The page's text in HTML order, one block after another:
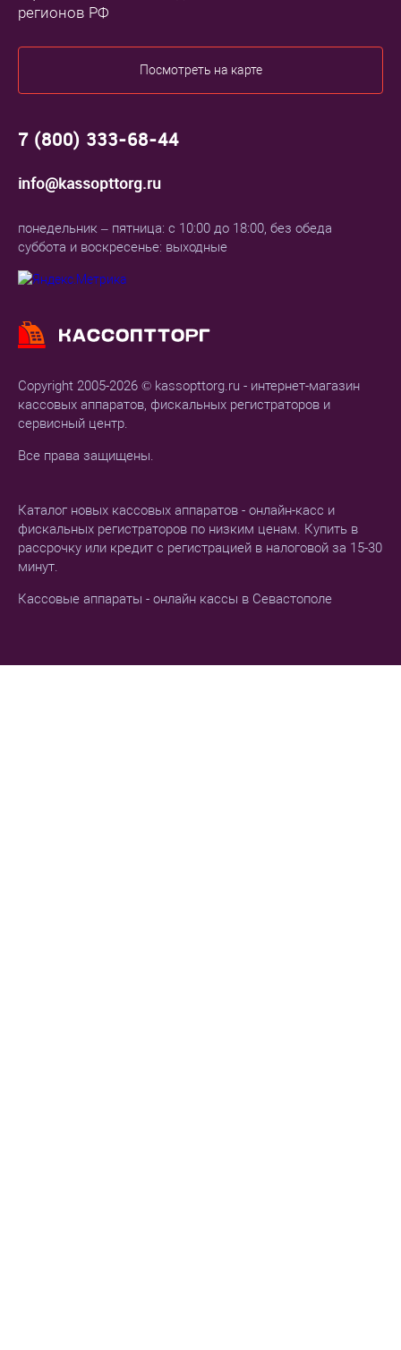
Copyright 2005-2026 © kassopttorg.ru - интернет-магазин
кассовых аппаратов, фискальных регистраторов и
сервисный центр.
Все права защищены.
Каталог новых кассовых аппаратов - онлайн-касс и
фискальных регистраторов по низким ценам. Купить в
рассрочку или кредит с регистрацией в налоговой за 15-30
минут.
Кассовые аппараты - онлайн кассы в Севастополе
регионов РФ
Посмотреть на карте
7 (800) 333-68-44
info@kassopttorg.ru
понедельник – пятница: с 10:00 до 18:00, без обеда
суббота и воскресенье: выходные